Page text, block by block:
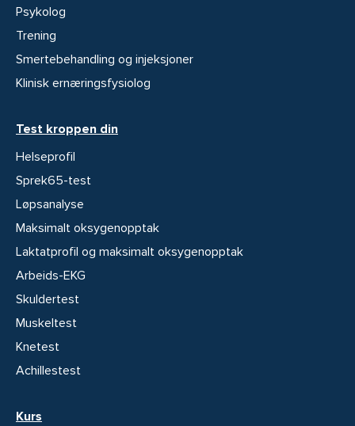
Psykolog
Trening
Smertebehandling og injeksjoner
Klinisk ernæringsfysiolog
Test kroppen din
Helseprofil
Sprek65-test
Løpsanalyse
Maksimalt oksygenopptak
Laktatprofil og maksimalt oksygenopptak
Arbeids-EKG
Skuldertest
Muskeltest
Knetest
Achillestest
Kurs